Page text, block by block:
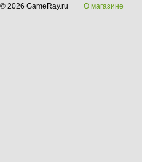
© 2026 GameRay.ru О магазине